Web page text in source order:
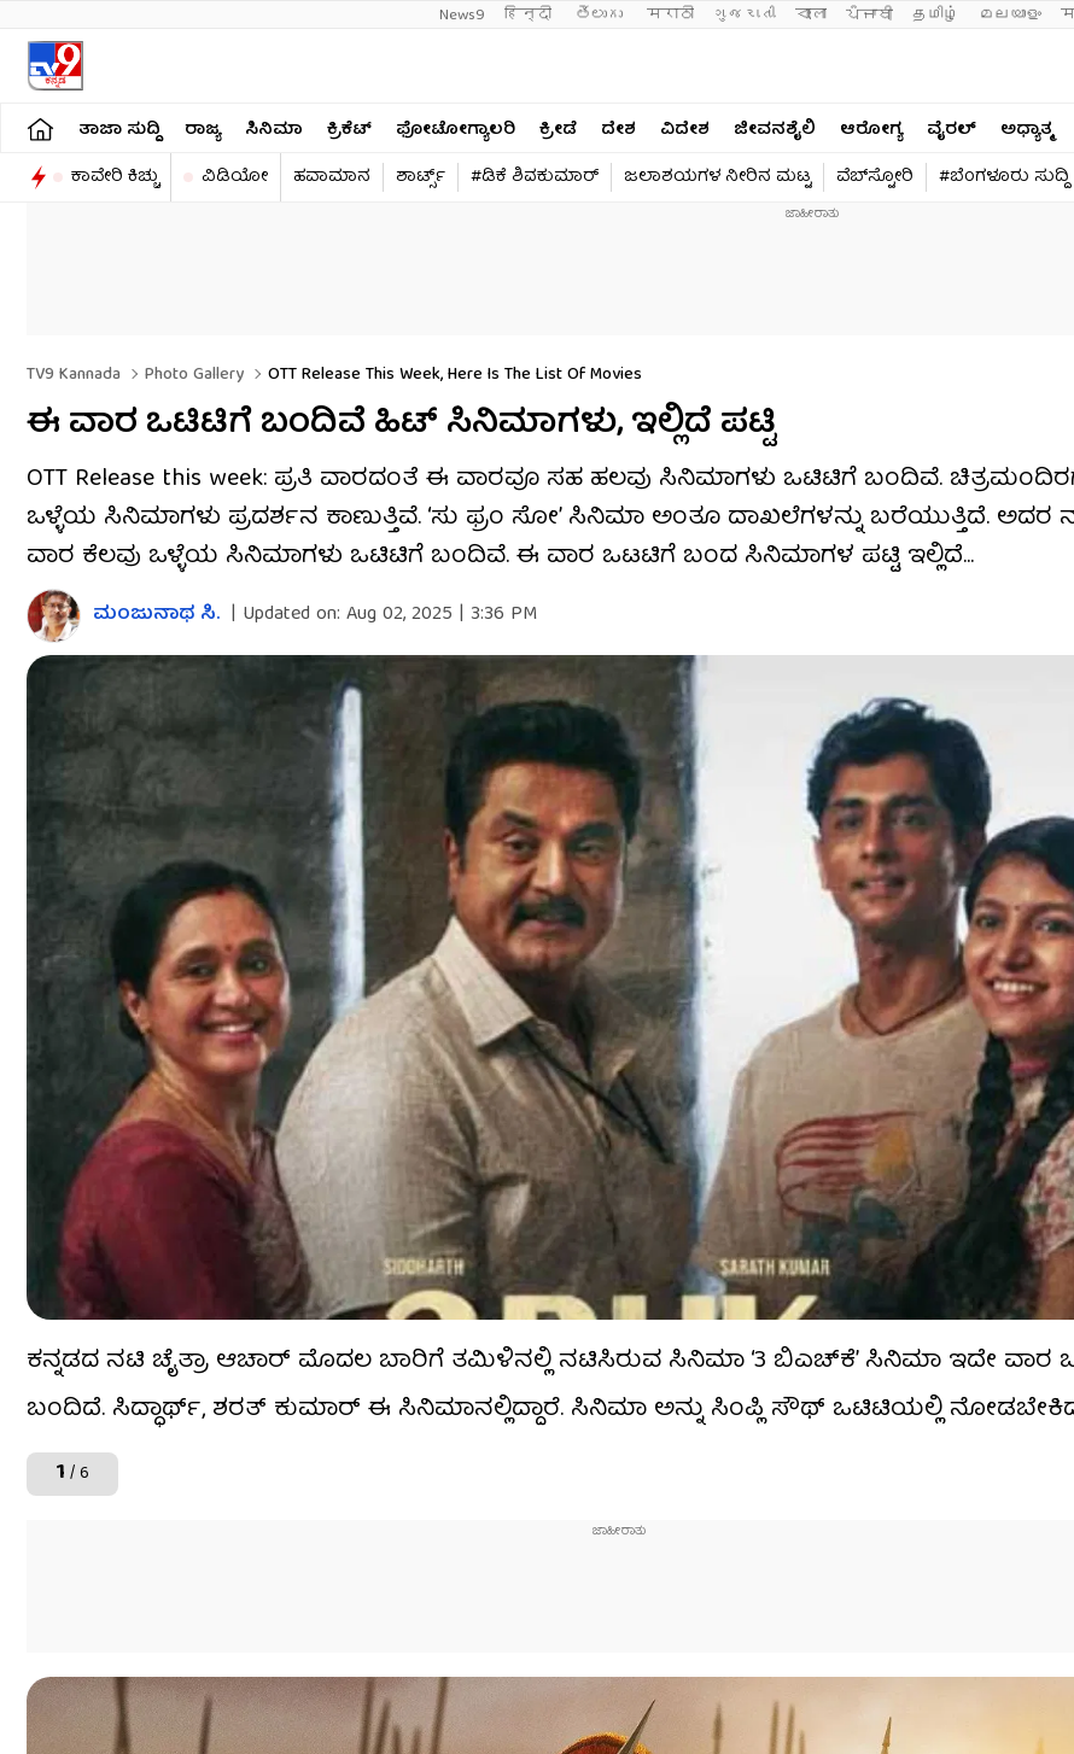
News9 हिन्दी తెలుగు मराठी ગુજરાતી বাংলা ਪੰਜਾਬੀ தமிழ் മലയാളം
ತಾಜಾ ಸುದ್ದಿ ರಾಜ್ಯ ಸಿನಿಮಾ ಕ್ರಿಕೆಟ್​ ಫೋಟೋಗ್ಯಾಲರಿ ಕ್ರೀಡೆ ದೇಶ ವಿದೇಶ ಜೀವನಶೈಲಿ ಆರೋಗ್ಯ ವೈರಲ್​ ಅಧ್ಯಾತ್ಮ
ಕಾವೇರಿ ಕಿಚ್ಚು
ವಿಡಿಯೋ ಹವಾಮಾನ ಶಾರ್ಟ್ಸ್​ #ಡಿಕೆ ಶಿವಕುಮಾರ್​ ಜಲಾಶಯಗಳ ನೀರಿನ ಮಟ್ಟ ವೆಬ್​ಸ್ಟೋರಿ #ಬೆಂಗಳೂರು ಸುದ್ದಿ
TV9 Kannada Photo Gallery OTT Release This Week, Here Is The List Of Movies
ಈ ವಾರ ಒಟಿಟಿಗೆ ಬಂದಿವೆ ಹಿಟ್ ಸಿನಿಮಾಗಳು, ಇಲ್ಲಿದೆ ಪಟ್ಟಿ
OTT Release this week: ಪ್ರತಿ ವಾರದಂತೆ ಈ ವಾರವೂ ಸಹ ಹಲವು ಸಿನಿಮಾಗಳು ಒಟಿಟಿಗೆ ಬಂದಿವೆ.
ಒಳ್ಳೆಯ ಸಿನಿಮಾಗಳು ಪ್ರದರ್ಶನ ಕಾಣುತ್ತಿವೆ. ‘ಸು ಫ್ರಂ ಸೋ’ ಸಿನಿಮಾ ಅಂತೂ ದಾಖಲೆಗಳನ್ನು ಬರೆಯುತ್ತಿದೆ. ಅದರ
ವಾರ ಕೆಲವು ಒಳ್ಳೆಯ ಸಿನಿಮಾಗಳು ಒಟಿಟಿಗೆ ಬಂದಿವೆ. ಈ ವಾರ ಒಟಟಿಗೆ ಬಂದ ಸಿನಿಮಾಗಳ ಪಟ್ಟಿ ಇಲ್ಲಿದೆ...
ಮಂಜುನಾಥ ಸಿ. | Updated on: Aug 02, 2025 | 3:36 PM
ಕನ್ನಡದ ನಟಿ ಚೈತ್ರಾ ಆಚಾರ್ ಮೊದಲ ಬಾರಿಗೆ ತಮಿಳಿನಲ್ಲಿ ನಟಿಸಿರುವ ಸಿನಿಮಾ ‘3 ಬಿಎಚ್​ಕೆ’ ಸಿನಿಮಾ ಇದೇ ವಾರ
ಬಂದಿದೆ. ಸಿದ್ಧಾರ್ಥ್, ಶರತ್ ಕುಮಾರ್ ಈ ಸಿನಿಮಾನಲ್ಲಿದ್ದಾರೆ. ಸಿನಿಮಾ ಅನ್ನು ಸಿಂಪ್ಲಿ ಸೌಥ್ ಒಟಿಟಿಯಲ್ಲಿ
1 / 6